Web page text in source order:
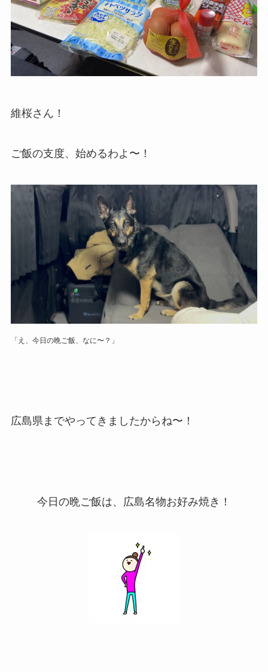
維桜さん！
ご飯の支度、始めるわよ〜！
「え、今日の晩ご飯、なに〜？ 」
広島県までやってきましたからね〜！
今日の晩ご飯は、広島名物お好み焼き！